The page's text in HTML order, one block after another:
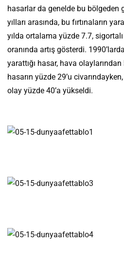
hasarlar da genelde bu bölgeden
yılları arasında, bu fırtınaların
yılda ortalama yüzde 7.7,
oranında artış gösterdi.
yarattığı hasar, hava
hasarın yüzde 29’u
olay yüzde 40’a yükseldi.